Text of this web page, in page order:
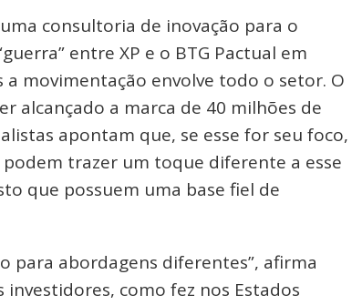
consultoria de inovação para o
entre XP e o BTG Pactual em
movimentação envolve todo o setor. O
alcançado a marca de 40 milhões de
apontam que, se esse for seu foco,
trazer um toque diferente a esse
que possuem uma base fiel de
para abordagens diferentes”, afirma
como fez nos Estados